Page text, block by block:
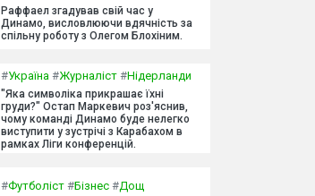
Раффаел згадував свій час у
Динамо, висловлюючи вдячність за
спільну роботу з Олегом Блохіним.
#Україна #Журналіст #Нідерланди
"Яка символіка прикрашає їхні
груди?" Остап Маркевич роз'яснив,
чому команді Динамо буде нелегко
виступити у зустрічі з Карабахом в
рамках Ліги конференцій.
#Футболіст #Бізнес #Дощ